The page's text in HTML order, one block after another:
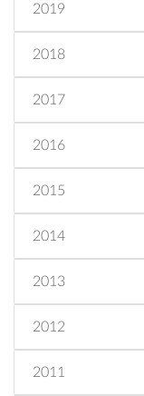
2019
2018
2017
2016
2015
2014
2013
2012
2011